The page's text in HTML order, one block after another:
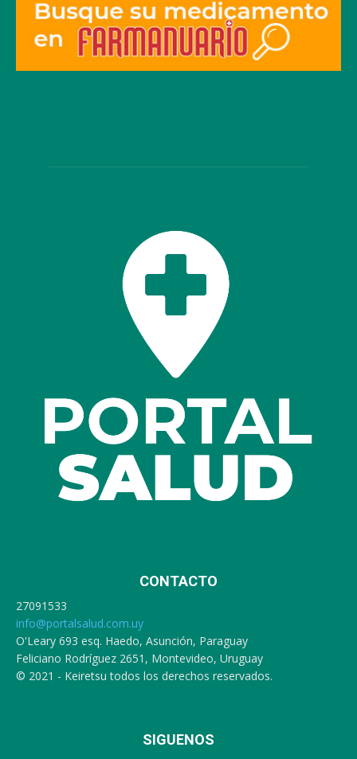
CONTACTO
27091533
info@portalsalud.com.uy
O'Leary 693 esq. Haedo, Asunción, Paraguay
Feliciano Rodríguez 2651, Montevideo, Uruguay
© 2021 - Keiretsu todos los derechos reservados.
SIGUENOS